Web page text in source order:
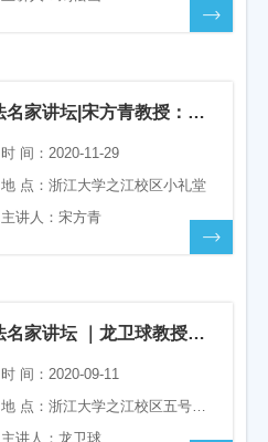
立法名家讲坛|宋方青教授：中国地方立法的问题与反思
时 间：2020-11-29
地 点：浙江大学之江校区小礼堂
主讲人：宋方青
立法名家讲坛 ｜龙卫球教授：物权编立法改革与理论发展
时 间：2020-09-11
地 点：浙江大学之江校区五号楼206